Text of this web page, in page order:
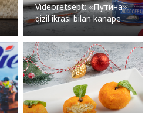
Videoretsept: «Путина»
qizil ikrasi bilan kanape